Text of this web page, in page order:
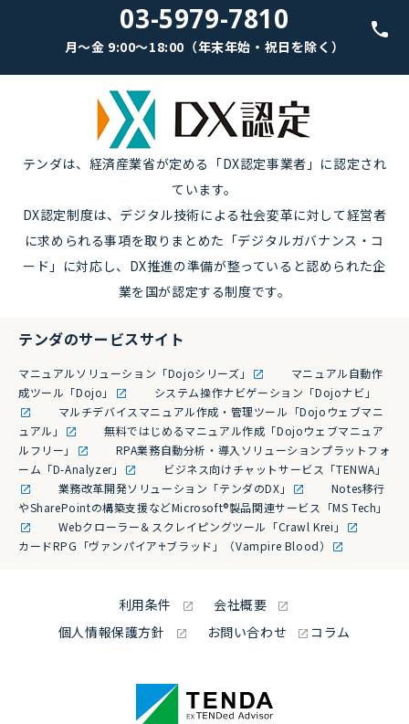
03-5979-7810
月～金 9:00～18:00（年末年始・祝日を除く）
テンダは、経済産業省が定める「DX認定事業者」に認定され
ています。
DX認定制度は、デジタル技術による社会変革に対して経営者
に求められる事項を取りまとめた「デジタルガバナンス・コ
ード」に対応し、DX推進の準備が整っていると認められた企
業を国が認定する制度です。
テンダのサービスサイト
マニュアルソリューション「Dojoシリーズ」
マニュアル自動作
成ツール「Dojo」
システム操作ナビゲーション「Dojoナビ」
マルチデバイスマニュアル作成・管理ツール「Dojoウェブマニ
ュアル」
無料ではじめるマニュアル作成「Dojoウェブマニュア
ルフリー」
RPA業務自動分析・導入ソリューションプラットフォ
ーム「D-Analyzer」
ビジネス向けチャットサービス「TENWA」
業務改革開発ソリューション「テンダのDX」
Notes移行
やSharePointの構築支援などMicrosoft®製品関連サービス「MS Tech」
Webクローラー＆スクレイピングツール「Crawl Krei」
カードRPG「ヴァンパイア♰ブラッド」（Vampire Blood）
利用条件
会社概要
個人情報保護方針
お問い合わせ コラム